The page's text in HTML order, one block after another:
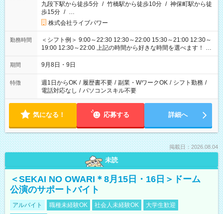
九段下駅から徒歩5分 / 竹橋駅から徒歩10分 / 神保町駅から徒
歩15分 / …
株式会社ライブパワー
勤務時間
＜シフト例＞ 9:00～22:30 12:30～22:00 15:30～21:00 12:30～
19:00 12:30～22:00 上記の時間から好きな時間を選べます！ ※
時間は変更となる可能性があります
期間 9月8日・9日
特徴 週1日からOK / 履歴書不要 / 副業・WワークOK / シフト勤務 /
電話対応なし / パソコンスキル不要
気になる！ 応募する 詳細へ
掲載日：2026.08.04
未読
＜SEKAI NO OWARI＊8月15日・16日＞ドーム
公演のサポートバイト
アルバイト 職種未経験OK 社会人未経験OK
大学生歓迎